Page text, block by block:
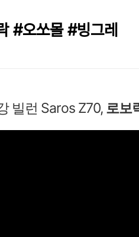
#오쏘몰 #빙그레
빌런 Saros Z70, 로보